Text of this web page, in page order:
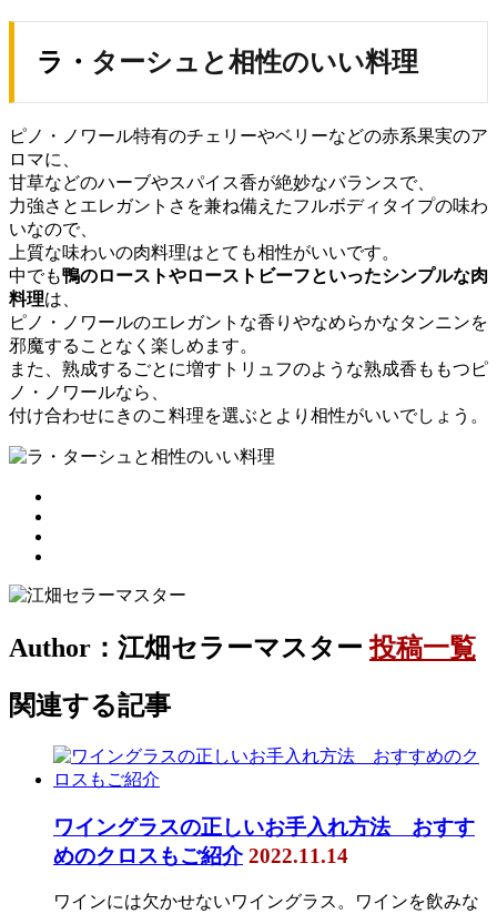
ラ・ターシュと相性のいい料理
ピノ・ノワール特有のチェリーやベリーなどの赤系果実のア
ロマに、
甘草などのハーブやスパイス香が絶妙なバランスで、
力強さとエレガントさを兼ね備えたフルボディタイプの味わ
いなので、
上質な味わいの肉料理はとても相性がいいです。
中でも鴨のローストやローストビーフといったシンプルな肉
料理は、
ピノ・ノワールのエレガントな香りやなめらかなタンニンを
邪魔することなく楽しめます。
また、熟成するごとに増すトリュフのような熟成香ももつピ
ノ・ノワールなら、
付け合わせにきのこ料理を選ぶとより相性がいいでしょう。
Author：江畑セラーマスター投稿一覧
関連する記事
ワイングラスの正しいお手入れ方法 おすす
めのクロスもご紹介 2022.11.14
ワインには欠かせないワイングラス。ワインを飲みな